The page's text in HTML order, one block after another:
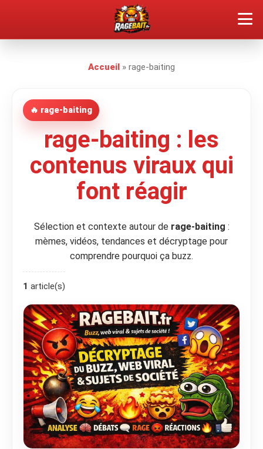
ÇA FAIT RÉAGIR
🔥 VOIR LE BUZZ
Accueil » rage-baiting
🔥 rage-baiting
rage-baiting : les
contenus viraux qui
font réagir
Sélection et contexte autour de rage-baiting :
mèmes, vidéos, tendances et décryptage pour
comprendre pourquoi ça buzz.
1 article(s)